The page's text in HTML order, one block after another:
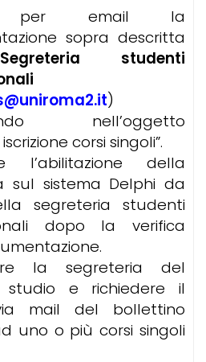
per email la
sopra descritta
Segreteria studenti
)
nell’oggetto
corsi singoli”.
l’abilitazione della
sul sistema Delphi da
segreteria studenti
dopo la verifica
la segreteria del
e richiedere il
mail del bollettino
uno o più corsi singoli